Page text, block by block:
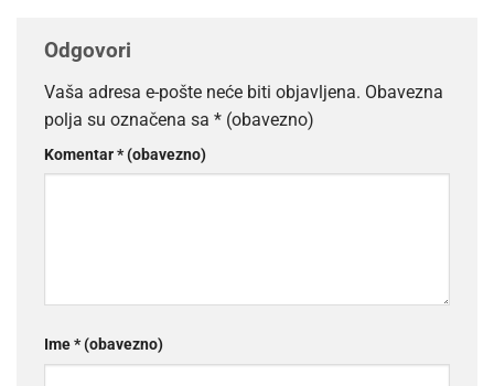
Odgovori
Vaša adresa e-pošte neće biti objavljena. Obavezna
polja su označena sa * (obavezno)
Komentar* (obavezno)
Ime* (obavezno)